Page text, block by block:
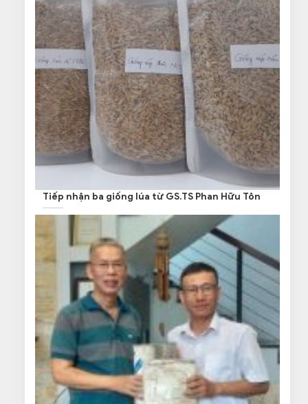
Tiếp nhận ba giống lúa từ GS.TS Phan Hữu Tôn